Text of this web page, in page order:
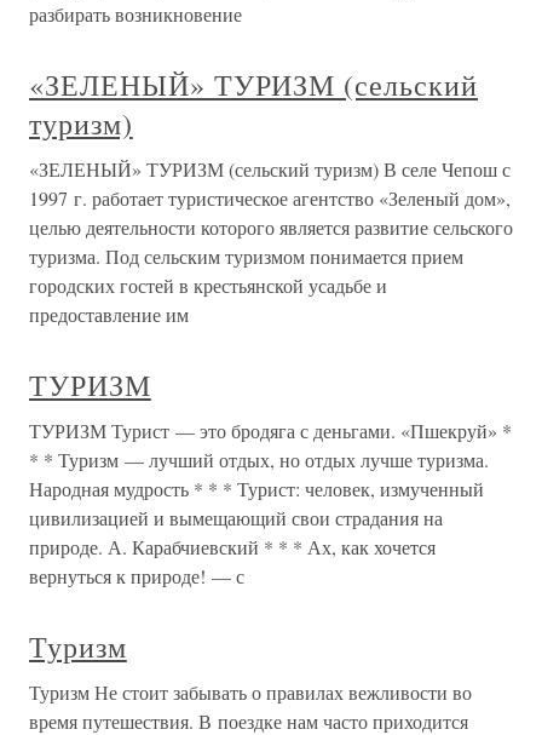
разбирать возникновение
«ЗЕЛЕНЫЙ» ТУРИЗМ (сельский
туризм)
«ЗЕЛЕНЫЙ» ТУРИЗМ (сельский туризм) В селе Чепош с
1997 г. работает туристическое агентство «Зеленый дом»,
целью деятельности которого является развитие сельского
туризма. Под сельским туризмом понимается прием
городских гостей в крестьянской усадьбе и
предоставление им
ТУРИЗМ
ТУРИЗМ Турист — это бродяга с деньгами. «Пшекруй» *
* * Туризм — лучший отдых, но отдых лучше туризма.
Народная мудрость * * * Турист: человек, измученный
цивилизацией и вымещающий свои страдания на
природе. А. Карабчиевский * * * Ах, как хочется
вернуться к природе! — с
Туризм
Туризм Не стоит забывать о правилах вежливости во
время путешествия. В поездке нам часто приходится